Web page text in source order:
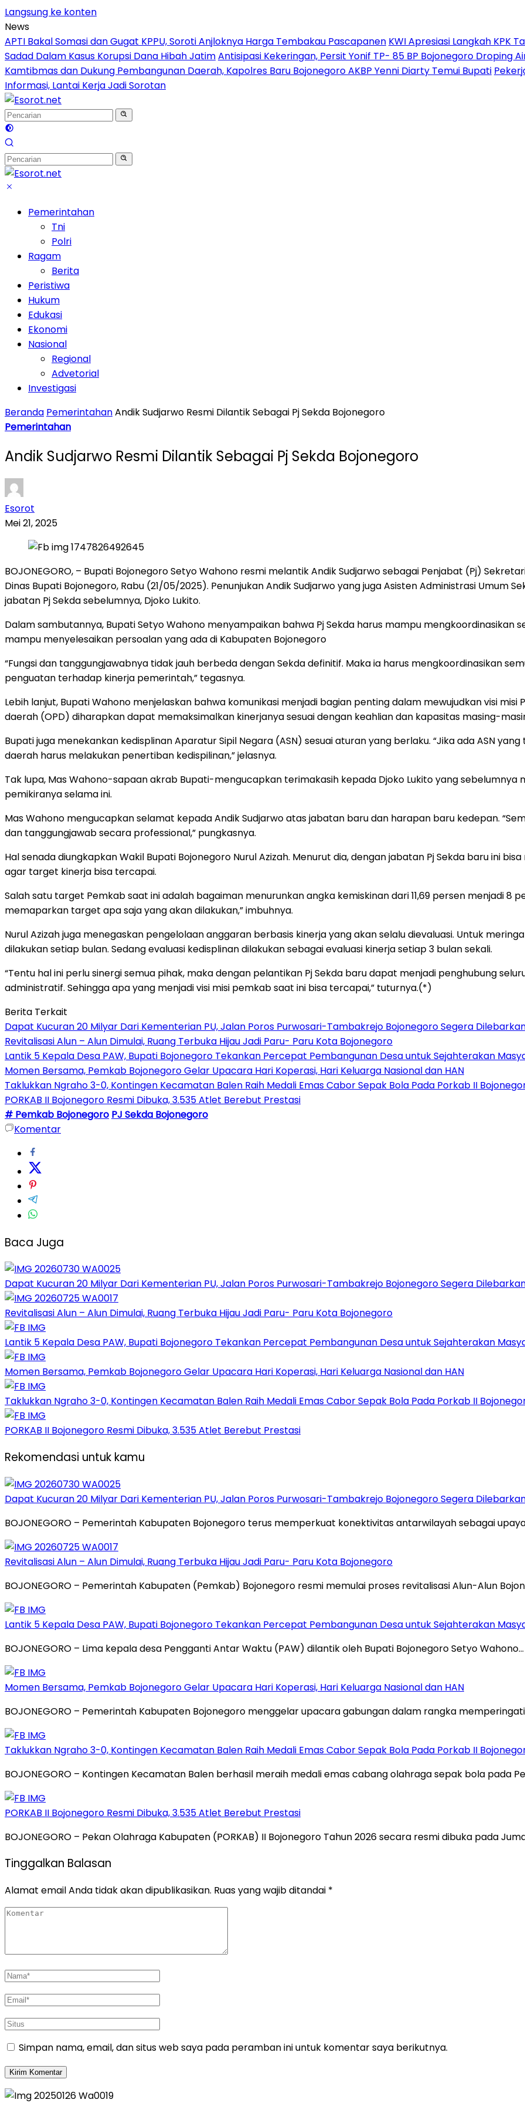
Langsung ke konten
News
APTI Bakal Somasi dan Gugat KPPU, Soroti Anjloknya Harga Tembakau Pascapanen KWI Apresiasi Langkah KPK
Sadad Dalam Kasus Korupsi Dana Hibah JatimAntisipasi Kekeringan, Persit Yonif TP- 85 BP Bojonegoro Droping
Kamtibmas dan Dukung Pembangunan Daerah, Kapolres Baru Bojonegoro AKBP Yenni Diarty Temui Bupati
Informasi, Lantai Kerja Jadi Sorotan
Pemerintahan
Tni
Polri
Ragam
Berita
Peristiwa
Hukum
Edukasi
Ekonomi
Nasional
Regional
Advetorial
Investigasi
Beranda PemerintahanAndik Sudjarwo Resmi Dilantik Sebagai Pj Sekda Bojonegoro
Pemerintahan
Andik Sudjarwo Resmi Dilantik Sebagai Pj Sekda Bojonegoro
Esorot
Mei 21, 2025
BOJONEGORO, – Bupati Bojonegoro Setyo Wahono resmi melantik Andik Sudjarwo sebagai Penjabat (Pj)
Dinas Bupati Bojonegoro, Rabu (21/05/2025). Penunjukan Andik Sudjarwo yang juga Asisten Administrasi Umum
jabatan Pj Sekda sebelumnya, Djoko Lukito.
Dalam sambutannya, Bupati Setyo Wahono menyampaikan bahwa Pj Sekda harus mampu mengkoordinasikan
mampu menyelesaikan persoalan yang ada di Kabupaten Bojonegoro
“Fungsi dan tanggungjawabnya tidak jauh berbeda dengan Sekda definitif. Maka ia harus mengkoordinasikan
penguatan terhadap kinerja pemerintah,” tegasnya.
Lebih lanjut, Bupati Wahono menjelaskan bahwa komunikasi menjadi bagian penting dalam mewujudkan visi
daerah (OPD) diharapkan dapat memaksimalkan kinerjanya sesuai dengan keahlian dan kapasitas masing-
Bupati juga menekankan kedisplinan Aparatur Sipil Negara (ASN) sesuai aturan yang berlaku. “Jika ada ASN
daerah harus melakukan penertiban kedispilinan,” jelasnya.
Tak lupa, Mas Wahono-sapaan akrab Bupati-mengucapkan terimakasih kepada Djoko Lukito yang sebelumnya
pemikiranya selama ini.
Mas Wahono mengucapkan selamat kepada Andik Sudjarwo atas jabatan baru dan harapan baru kedepan.
dan tanggungjawab secara professional,” pungkasnya.
Hal senada diungkapkan Wakil Bupati Bojonegoro Nurul Azizah. Menurut dia, dengan jabatan Pj Sekda baru ini
agar target kinerja bisa tercapai.
Salah satu target Pemkab saat ini adalah bagaiman menurunkan angka kemiskinan dari 11,69 persen menjadi 8
memaparkan target apa saja yang akan dilakukan,” imbuhnya.
Nurul Azizah juga menegaskan pengelolaan anggaran berbasis kinerja yang akan selalu dievaluasi. Untuk
dilakukan setiap bulan. Sedang evaluasi kedisplinan dilakukan sebagai evaluasi kinerja setiap 3 bulan sekali.
“Tentu hal ini perlu sinergi semua pihak, maka dengan pelantikan Pj Sekda baru dapat menjadi penghubung
administratif. Sehingga apa yang menjadi visi misi pemkab saat ini bisa tercapai,” tuturnya.(*)
Berita Terkait
Dapat Kucuran 20 Milyar Dari Kementerian PU, Jalan Poros Purwosari-Tambakrejo Bojonegoro Segera
Revitalisasi Alun – Alun Dimulai, Ruang Terbuka Hijau Jadi Paru- Paru Kota Bojonegoro
Lantik 5 Kepala Desa PAW, Bupati Bojonegoro Tekankan Percepat Pembangunan Desa untuk Sejahterakan
Momen Bersama, Pemkab Bojonegoro Gelar Upacara Hari Koperasi, Hari Keluarga Nasional dan HAN
Taklukkan Ngraho 3-0, Kontingen Kecamatan Balen Raih Medali Emas Cabor Sepak Bola Pada Porkab II
PORKAB II Bojonegoro Resmi Dibuka, 3.535 Atlet Berebut Prestasi
# Pemkab Bojonegoro PJ Sekda Bojonegoro
Komentar
Baca Juga
Dapat Kucuran 20 Milyar Dari Kementerian PU, Jalan Poros Purwosari-Tambakrejo Bojonegoro Segera
Revitalisasi Alun – Alun Dimulai, Ruang Terbuka Hijau Jadi Paru- Paru Kota Bojonegoro
Lantik 5 Kepala Desa PAW, Bupati Bojonegoro Tekankan Percepat Pembangunan Desa untuk Sejahterakan
Momen Bersama, Pemkab Bojonegoro Gelar Upacara Hari Koperasi, Hari Keluarga Nasional dan HAN
Taklukkan Ngraho 3-0, Kontingen Kecamatan Balen Raih Medali Emas Cabor Sepak Bola Pada Porkab II
PORKAB II Bojonegoro Resmi Dibuka, 3.535 Atlet Berebut Prestasi
Rekomendasi untuk kamu
Dapat Kucuran 20 Milyar Dari Kementerian PU, Jalan Poros Purwosari-Tambakrejo Bojonegoro Segera
BOJONEGORO – Pemerintah Kabupaten Bojonegoro terus memperkuat konektivitas antarwilayah sebagai
Revitalisasi Alun – Alun Dimulai, Ruang Terbuka Hijau Jadi Paru- Paru Kota Bojonegoro
BOJONEGORO – Pemerintah Kabupaten (Pemkab) Bojonegoro resmi memulai proses revitalisasi Alun-Alun
Lantik 5 Kepala Desa PAW, Bupati Bojonegoro Tekankan Percepat Pembangunan Desa untuk Sejahterakan
BOJONEGORO – Lima kepala desa Pengganti Antar Waktu (PAW) dilantik oleh Bupati Bojonegoro Setyo Wahono…
Momen Bersama, Pemkab Bojonegoro Gelar Upacara Hari Koperasi, Hari Keluarga Nasional dan HAN
BOJONEGORO – Pemerintah Kabupaten Bojonegoro menggelar upacara gabungan dalam rangka
Taklukkan Ngraho 3-0, Kontingen Kecamatan Balen Raih Medali Emas Cabor Sepak Bola Pada Porkab II
BOJONEGORO – Kontingen Kecamatan Balen berhasil meraih medali emas cabang olahraga sepak bola pada
PORKAB II Bojonegoro Resmi Dibuka, 3.535 Atlet Berebut Prestasi
BOJONEGORO – Pekan Olahraga Kabupaten (PORKAB) II Bojonegoro Tahun 2026 secara resmi dibuka pada
Tinggalkan Balasan
Alamat email Anda tidak akan dipublikasikan. Ruas yang wajib ditandai *
Simpan nama, email, dan situs web saya pada peramban ini untuk komentar saya berikutnya.